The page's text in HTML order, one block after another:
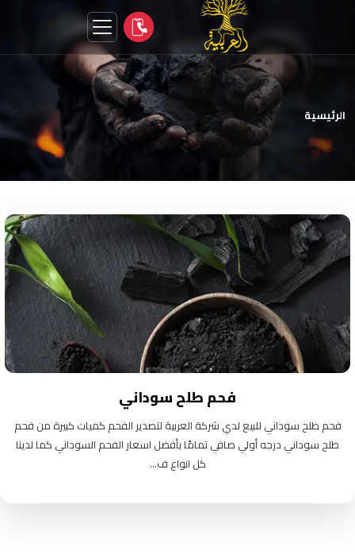
الرئيسية
فحم طلح سوداني
فحم طلح سوداني للبيع لدي شركة العربية لتصدير الفحم كميات كبيرة من فحم
طلح سوداني درجه أولي صافي تمامًا بأفضل اسعار الفحم السوداني كما لدينا
كل انواع ف...